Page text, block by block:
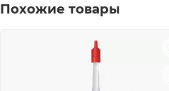
Похожие товары